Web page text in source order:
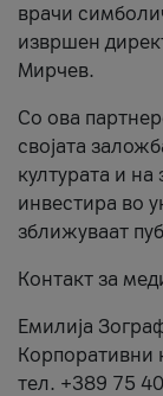
врачи
извршен
Мирчев.
Со ова
својата
културата и
инвестира во
зближуваат
Контакт за
Емилија
Корпоративни
тел. +389 75